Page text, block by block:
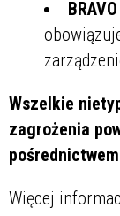
Wszelkie
zagrożenia
Więcej